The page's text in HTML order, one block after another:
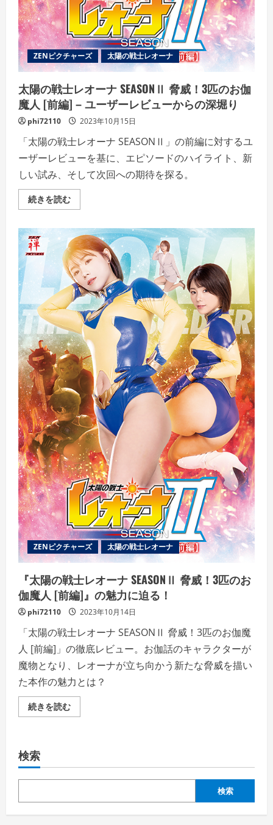
ZENピクチャーズ 太陽の戦士レオーナ
太陽の戦士レオーナ SEASONⅡ 脅威！3匹のお伽
魔人 [前編] – ユーザーレビューからの深堀り
phi72110 2023年10月15日
「太陽の戦士レオーナ SEASONⅡ」の前編に対するユ
ーザーレビューを基に、エピソードのハイライト、新
しい試み、そして次回への期待を探る。
続きを読む太
陽
士
レ
オ
ー
ナ
SEASONⅡ
脅
威！
3
匹
の
お
伽
魔
人
[前
編]
–
ユ
ー
ザ
ー
レ
ビ
ュ
ー
か
ら
の
深
堀
り
の
細
を
ご
覧
く
だ
さ
い
ZENピクチャーズ 太陽の戦士レオーナ
『太陽の戦士レオーナ SEASONⅡ 脅威！3匹のお
伽魔人 [前編]』の魅力に迫る！
phi72110 2023年10月14日
「太陽の戦士レオーナ SEASONⅡ 脅威！3匹のお伽魔
人 [前編]」の徹底レビュー。お伽話のキャラクターが
魔物となり、レオーナが立ち向かう新たな脅威を描い
た本作の魅力とは？
続きを読む『太
陽
ー
SEASONⅡ
威！
匹
検索
検索